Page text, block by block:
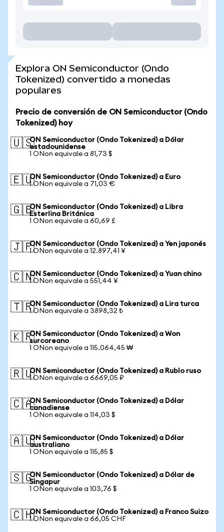
Explora ON Semiconductor (Ondo
Tokenized) convertido a monedas
populares
Precio de conversión de ON Semiconductor (Ondo
Tokenized) hoy
🇺🇸ON Semiconductor (Ondo Tokenized) a Dólar
estadounidense
1 ONon equivale a 81,73 $
🇪🇺ON Semiconductor (Ondo Tokenized) a Euro
1 ONon equivale a 71,03 €
🇬🇧ON Semiconductor (Ondo Tokenized) a Libra
Esterlina Británica
1 ONon equivale a 60,69 £
🇯🇵ON Semiconductor (Ondo Tokenized) a Yen japonés
1 ONon equivale a 12.897,41 ¥
🇨🇳ON Semiconductor (Ondo Tokenized) a Yuan chino
1 ONon equivale a 551,44 ¥
🇹🇷ON Semiconductor (Ondo Tokenized) a Lira turca
1 ONon equivale a 3898,32 ₺
🇰🇷ON Semiconductor (Ondo Tokenized) a Won
surcoreano
1 ONon equivale a 115.064,45 ₩
🇷🇺ON Semiconductor (Ondo Tokenized) a Rublo ruso
1 ONon equivale a 6669,05 ₽
🇨🇦ON Semiconductor (Ondo Tokenized) a Dólar
canadiense
1 ONon equivale a 114,03 $
🇦🇺ON Semiconductor (Ondo Tokenized) a Dólar
australiano
1 ONon equivale a 115,85 $
🇸🇬ON Semiconductor (Ondo Tokenized) a Dólar de
Singapur
1 ONon equivale a 103,76 $
🇨🇭ON Semiconductor (Ondo Tokenized) a Franco Suizo
1 ONon equivale a 66,05 CHF